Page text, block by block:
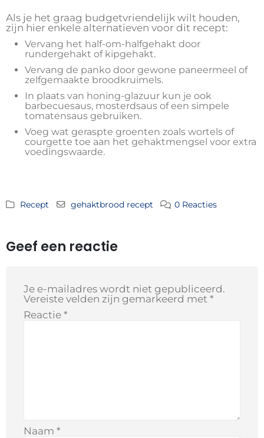
Als je het graag budgetvriendelijk wilt houden,
zijn hier enkele alternatieven voor dit recept:
Vervang het half-om-halfgehakt door
rundergehakt of kipgehakt.
Vervang de panko door gewone paneermeel of
zelfgemaakte broodkruimels.
In plaats van honing-glazuur kun je ook
barbecuesaus, mosterdsaus of een simpele
tomatensaus gebruiken.
Voeg wat geraspte groenten zoals wortels of
courgette toe aan het gehaktmengsel voor extra
voedingswaarde.
Recept gehaktbrood recept 0 Reacties
Geef een reactie
Je e-mailadres wordt niet gepubliceerd.
Vereiste velden zijn gemarkeerd met *
Reactie *
Naam *